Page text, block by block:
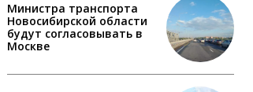
Министра транспорта
Новосибирской области
будут согласовывать в
Москве